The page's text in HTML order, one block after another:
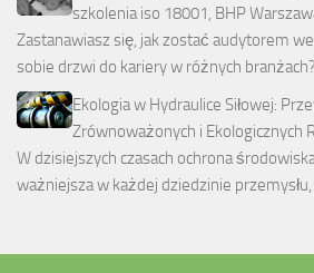
szkolenia iso 18001, BHP
Zastanawiasz się, jak zostać audytorem
sobie drzwi do kariery w różnych
Ekologia w Hydraulice Siłowej:
Zrównoważonych i Ekologicznych
W dzisiejszych czasach ochrona
ważniejsza w każdej dziedzinie